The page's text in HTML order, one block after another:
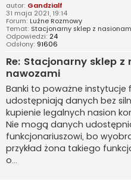
autor: Gandzialf
31 maja 2021, 19:14
Forum: Luźne Rozmowy
Temat: Stacjonarny sklep z
Odpowiedzi: 24
Odsłony: 91606
Re: Stacjonarny sklep
nawozami
Banki to poważne instytucje
udostępniają danych bez
kupienie legalnych nasion
Nie mogą danych
funkcjonariuszowi, bo
przykład żona takiego
o...